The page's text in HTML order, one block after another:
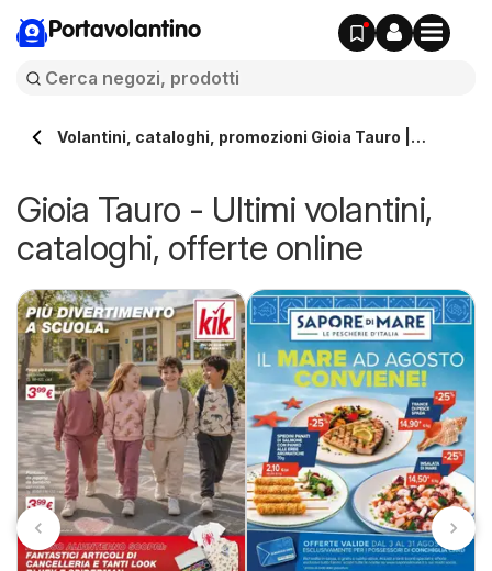
Portavolantino
Volantini, cataloghi, promozioni Gioia Tauro |
Gioia Tauro - Ultimi volantini,
cataloghi, offerte online